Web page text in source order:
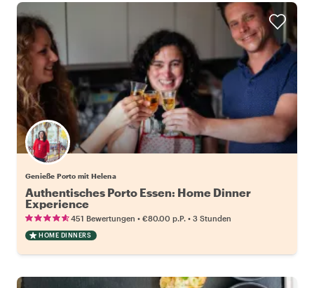
Genieße Porto mit Helena
Authentisches Porto Essen: Home Dinner
Experience
451 Bewertungen • €80.00 p.P. • 3 Stunden
HOME DINNERS